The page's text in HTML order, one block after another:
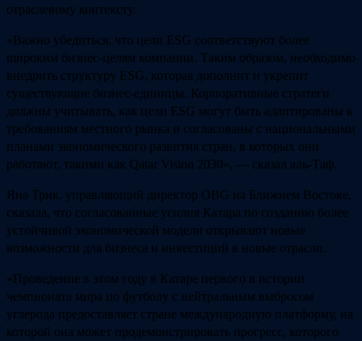
отраслевому контексту.
«Важно убедиться, что цели ESG соответствуют более
широким бизнес-целям компании. Таким образом, необходимо
внедрить структуру ESG, которая дополнит и укрепит
существующие бизнес-единицы. Корпоративные стратеги
должны учитывать, как цели ESG могут быть адаптированы к
требованиям местного рынка и согласованы с национальными
планами экономического развития стран, в которых они
работают, такими как Qatar Vision 2030», — сказал аль-Таф.
Яна Трик, управляющий директор OBG на Ближнем Востоке,
сказала, что согласованные усилия Катара по созданию более
устойчивой экономической модели открывают новые
возможности для бизнеса и инвестиций в новые отрасли.
«Проведение в этом году в Катаре первого в истории
чемпионата мира по футболу с нейтральным выбросом
углерода предоставляет стране международную платформу, на
которой она может продемонстрировать прогресс, которого